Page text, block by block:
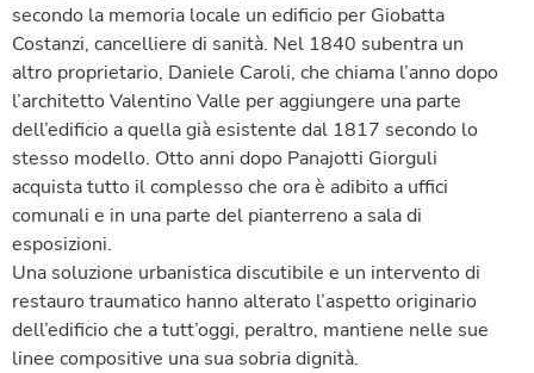
secondo la memoria locale un edificio per Giobatta
Costanzi, cancelliere di sanità. Nel 1840 subentra un
altro proprietario, Daniele Caroli, che chiama l’anno dopo
l’architetto Valentino Valle per aggiungere una parte
dell’edificio a quella già esistente dal 1817 secondo lo
stesso modello. Otto anni dopo Panajotti Giorguli
acquista tutto il complesso che ora è adibito a uffici
comunali e in una parte del pianterreno a sala di
esposizioni.
Una soluzione urbanistica discutibile e un intervento di
restauro traumatico hanno alterato l’aspetto originario
dell’edificio che a tutt’oggi, peraltro, mantiene nelle sue
linee compositive una sua sobria dignità.